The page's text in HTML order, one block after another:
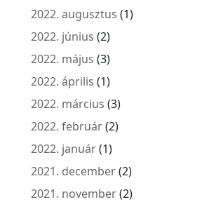
2022. augusztus (1)
2022. június (2)
2022. május (3)
2022. április (1)
2022. március (3)
2022. február(2)
2022. január(1)
2021. december(2)
2021. november(2)